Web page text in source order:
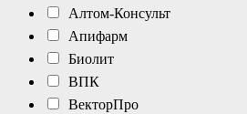
Алтом-Консульт
Апифарм
Биолит
ВПК
ВекторПро